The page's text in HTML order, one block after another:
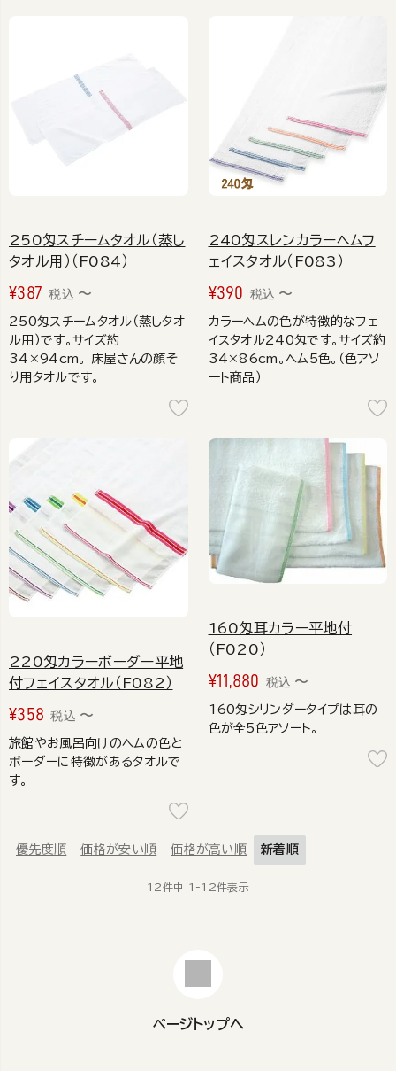
250匁スチームタオル（蒸し
タオル用）（F084）
¥387 税込 〜
250匁スチームタオル（蒸しタオ
ル用）です。サイズ約
34×94cm。 床屋さんの顔そ
り用タオルです。
240匁スレンカラーヘムフ
ェイスタオル（F083）
¥390 税込 〜
カラーヘムの色が特徴的なフェ
イスタオル240匁です。サイズ約
34×86cm。ヘム5色。（色アソ
ート商品）
220匁カラーボーダー平地
付フェイスタオル（F082）
¥358 税込 〜
旅館やお風呂向けのヘムの色と
ボーダーに特徴があるタオルで
す。
160匁耳カラー平地付
（F020）
¥11,880 税込 〜
160匁シリンダータイプは耳の
色が全5色アソート。
優先度順 価格が安い順 価格が高い順 新着順
12件中 1 -12件表示
ページトップへ